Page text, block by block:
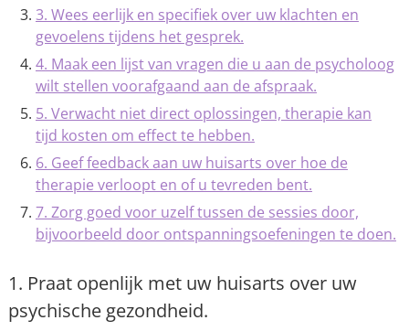
3. Wees eerlijk en specifiek over uw klachten en
gevoelens tijdens het gesprek.
4. Maak een lijst van vragen die u aan de psycholoog
wilt stellen voorafgaand aan de afspraak.
5. Verwacht niet direct oplossingen, therapie kan
tijd kosten om effect te hebben.
6. Geef feedback aan uw huisarts over hoe de
therapie verloopt en of u tevreden bent.
7. Zorg goed voor uzelf tussen de sessies door,
bijvoorbeeld door ontspanningsoefeningen te doen.
1. Praat openlijk met uw huisarts over uw
psychische gezondheid.